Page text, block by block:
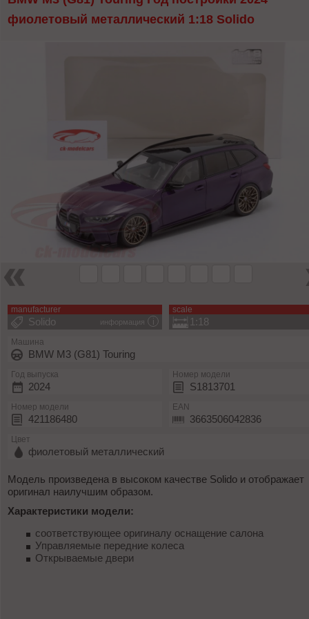
фиолетовый металлический 1:18 Solido
manufacturer
информация
Solido
scale
1:18
Машина
BMW M3 (G81) Touring
Год выпуска
2024
Номер модели
S1813701
Номер модели
421186480
EAN
3663506042836
Цвет
фиолетовый металлический
Модель произведена в высоком качестве Solido и отображает
оригинал наилучшим образом.
Характеристики модели:
соответствующее оригиналу оснащение салона
Управляемые передние колеса
Открываемые двери